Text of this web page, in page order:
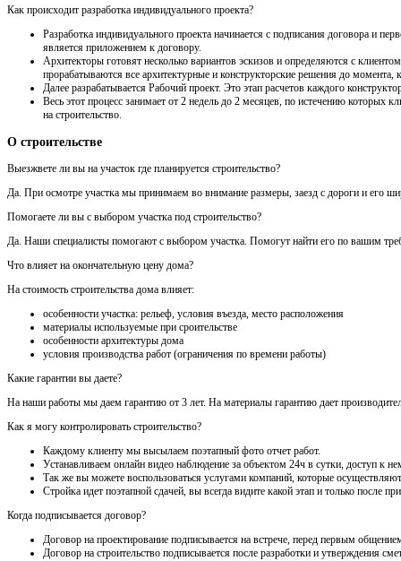
Как происходит разработка индивидуального проекта?
Разработка индивидуального проекта начинается с подписания договора и
является приложением к договору.
Архитекторы готовят несколько вариантов эскизов и определяются с
прорабатываются все архитектурные и конструкторские решения до момента,
Далее разрабатывается Рабочий проект. Это этап расчетов каждого
Весь этот процесс занимает от 2 недель до 2 месяцев, по истечению
на строительство.
О строительстве
Выезжвете ли вы на участок где планируется строительство?
Да. При осмотре участка мы принимаем во внимание размеры, заезд с дороги и его
Помогаете ли вы с выбором участка под строительство?
Да. Наши специалисты помогают с выбором участка. Помогут найти его по вашим
Что влияет на окончательную цену дома?
На стоимость строительства дома влияет:
особенности участка: рельеф, условия въезда, место расположения
материалы используемые при сроительстве
особенности архитектуры дома
условия производства работ (ограничения по времени работы)
Какие гарантии вы даете?
На наши работы мы даем гарантию от 3 лет. На материалы гарантию дает
Как я могу контролировать строительство?
Каждому клиенту мы высылаем поэтапный фото отчет работ.
Устанавливаем онлайн видео наблюдение за объектом 24ч в сутки, доступ к
Так же вы можете воспользоваться услугами компаний, которые
Стройка идет поэтапной сдачей, вы всегда видите какой этап и только
Когда подписывается договор?
Договор на проектирование подписывается на встрече, перед первым
Договор на строительство подписывается после разработки и утверждения